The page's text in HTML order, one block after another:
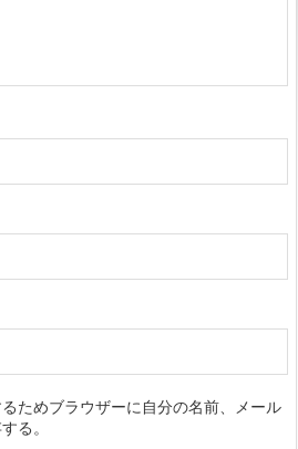
ためブラウザーに自分の名前、メール
る。